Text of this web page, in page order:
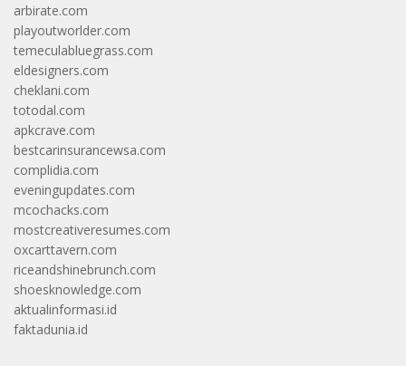
arbirate.com
playoutworlder.com
temeculabluegrass.com
eldesigners.com
cheklani.com
totodal.com
apkcrave.com
bestcarinsurancewsa.com
complidia.com
eveningupdates.com
mcochacks.com
mostcreativeresumes.com
oxcarttavern.com
riceandshinebrunch.com
shoesknowledge.com
aktualinformasi.id
faktadunia.id